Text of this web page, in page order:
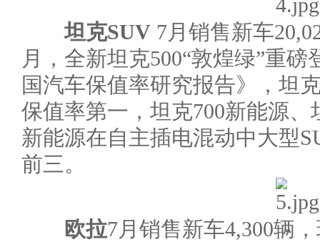
坦克SUV 7月销售新车
月，全新坦克500“敦煌绿”重
国汽车保值率研究报告》，坦
保值率第一，坦克700新能源、
新能源在自主插电混动中大型
前三。
欧拉7月销售新车4,300辆